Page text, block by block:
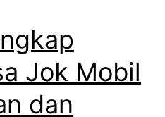
Jok Mobil
dan